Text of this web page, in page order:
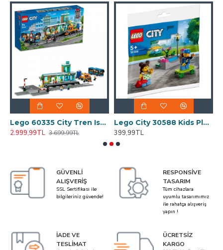
Lego 60335 City Tren Istasyonu 907 Parça
2.999,99TL 3.699,99TL
Lego City 30588 Kids Playground Çocukların Oyun Alanı Oyuncakları
399,99TL
GÜVENLI
ALIŞVERIŞ
SSL Sertifikası ile
bilgileriniz güvende!
RESPONSIVE
TASARIM
Tüm cihazlara
uyumlu tasarımımız
ile rahatça alışveriş
yapın !
İADE VE
TESLIMAT
ÜCRETSIZ
KARGO